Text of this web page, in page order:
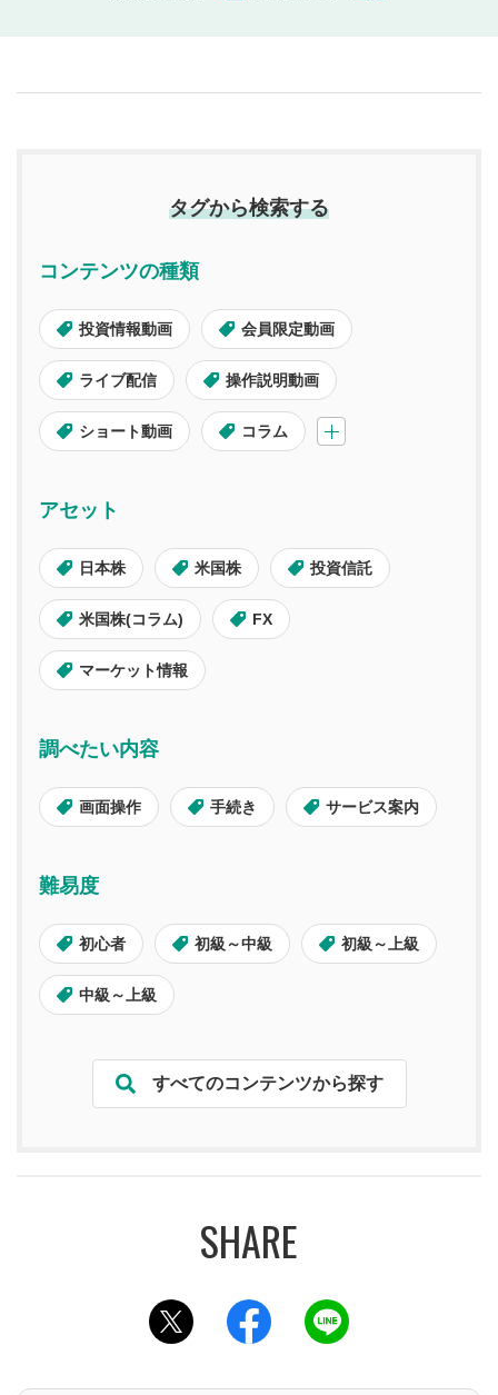
タグから検索する
コンテンツの種類
投資情報動画 会員限定動画
ライブ配信 操作説明動画
ショート動画 コラム
アセット
日本株 米国株 投資信託
米国株(コラム) FX
マーケット情報
調べたい内容
画面操作 手続き サービス案内
難易度
初心者 初級～中級 初級～上級
中級～上級
すべてのコンテンツから探す
このページをツイッターでシェアする
このページをフェイスブックでシ
このページをラインで